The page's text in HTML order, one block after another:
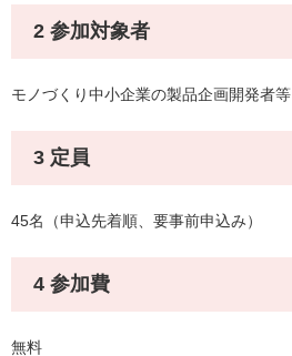
2 参加対象者
モノづくり中小企業の製品企画開発者等
3 定員
45名（申込先着順、要事前申込み）
4 参加費
無料